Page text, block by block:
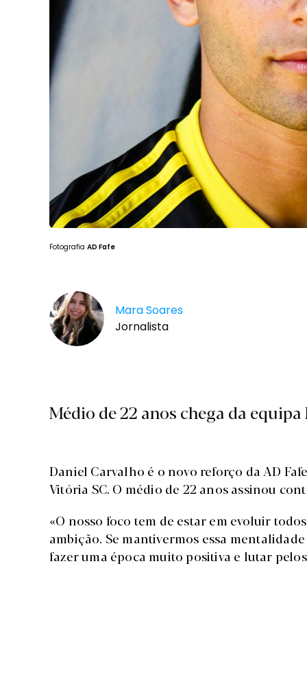
Fotografia AD Fafe
Mara Soares
Jornalista
Médio de 22 anos chega da
Daniel Carvalho é o novo reforço da AD
Vitória SC. O médio de 22 anos assinou
«O nosso foco tem de estar em evoluir
ambição. Se mantivermos essa
fazer uma época muito positiva e lutar